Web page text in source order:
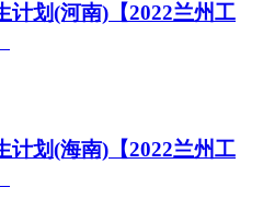
计划(河南)【2022兰州工
计划(海南)【2022兰州工